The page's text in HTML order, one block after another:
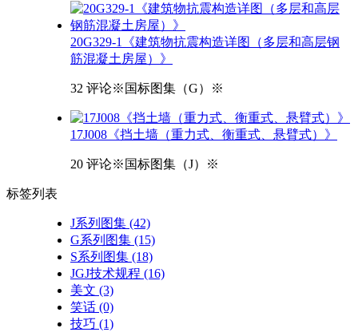
20G329-1《建筑物抗震构造详图（多层和高层钢
筋混凝土房屋）》
32 评论※国标图集（G）※
17J008《挡土墙（重力式、衡重式、悬臂式）》
20 评论※国标图集（J）※
标签列表
J系列图集 (42)
G系列图集 (15)
S系列图集 (18)
JGJ技术规程 (16)
美文 (3)
笑话 (0)
技巧 (1)